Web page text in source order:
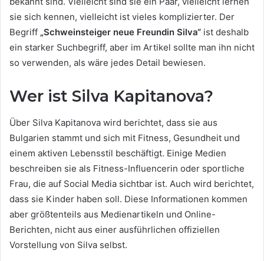
sie sich kennen, vielleicht ist vieles komplizierter. Der
Begriff „Schweinsteiger neue Freundin Silva“ ist deshalb
ein starker Suchbegriff, aber im Artikel sollte man ihn nicht
so verwenden, als wäre jedes Detail bewiesen.
Wer ist Silva Kapitanova?
Über Silva Kapitanova wird berichtet, dass sie aus
Bulgarien stammt und sich mit Fitness, Gesundheit und
einem aktiven Lebensstil beschäftigt. Einige Medien
beschreiben sie als Fitness-Influencerin oder sportliche
Frau, die auf Social Media sichtbar ist. Auch wird berichtet,
dass sie Kinder haben soll. Diese Informationen kommen
aber größtenteils aus Medienartikeln und Online-
Berichten, nicht aus einer ausführlichen offiziellen
Vorstellung von Silva selbst.